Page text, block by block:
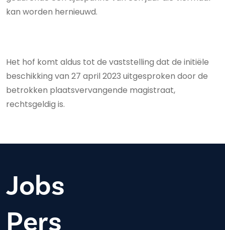
kan worden hernieuwd.
Het hof komt aldus tot de vaststelling dat de initiële
beschikking van 27 april 2023 uitgesproken door de
betrokken plaatsvervangende magistraat,
rechtsgeldig is.
Jobs
Pers